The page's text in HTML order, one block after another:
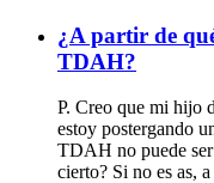
¿A partir de
TDAH?
P. Creo que mi hijo
estoy postergando
TDAH no puede ser
cierto? Si no es as,